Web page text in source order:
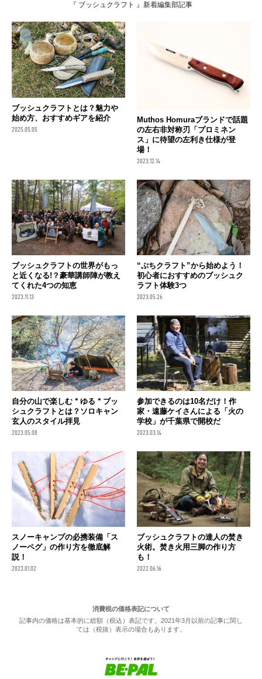
『 ブッシュクラフト 』新着編集部記事
ブッシュクラフトとは？魅力や
始め方、おすすめギアを紹介
2025.05.05
Muthos Homuraブランドで話題
の左右非対称刃「プロミネン
ス」に待望の左利き仕様が登
場！
2023.12.14
ブッシュクラフトの世界がもっ
と近くなる!？豪華講師陣が教え
てくれた4つの知恵
2023.11.13
“ぷちクラフト”から始めよう！
初心者におすすめのブッシュク
ラフト体験3つ
2023.05.26
自分の山で楽しむ＂ゆる＂ブッ
シュクラフトとは？ソロキャン
玄人のスタイル拝見
2023.05.08
参加できるのは10名だけ！作
家・遠藤ケイさんによる「火の
学校」が千葉県で開校だ
2023.03.14
スノーキャンプの必携装備「ス
ノーペグ」の作り方を徹底解
説！
2023.01.02
ブッシュクラフトの達人の焚き
火術。焚き火用三脚の作り方
も！
2022.06.16
消費税の価格表記について
記事内の価格は基本的に総額（税込）表記です。2021年3月以前の記事に関し
ては（税抜）表示の場合もあります。